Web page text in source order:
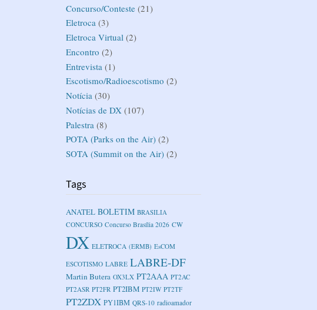
Concurso/Conteste (21)
Eletroca (3)
Eletroca Virtual (2)
Encontro (2)
Entrevista (1)
Escotismo/Radioescotismo (2)
Notícia (30)
Notícias de DX (107)
Palestra (8)
POTA (Parks on the Air) (2)
SOTA (Summit on the Air) (2)
Tags
ANATEL BOLETIM BRASILIA
CONCURSO Concurso Brasília 2026 CW
DX ELETROCA (ERMB) EsCOM
ESCOTISMO LABRE LABRE-DF
Martin Butera OX3LX PT2AAA PT2AC
PT2ASR PT2FR PT2IBM PT2IW PT2TF
PT2ZDX PY1IBM QRS-10 radioamador